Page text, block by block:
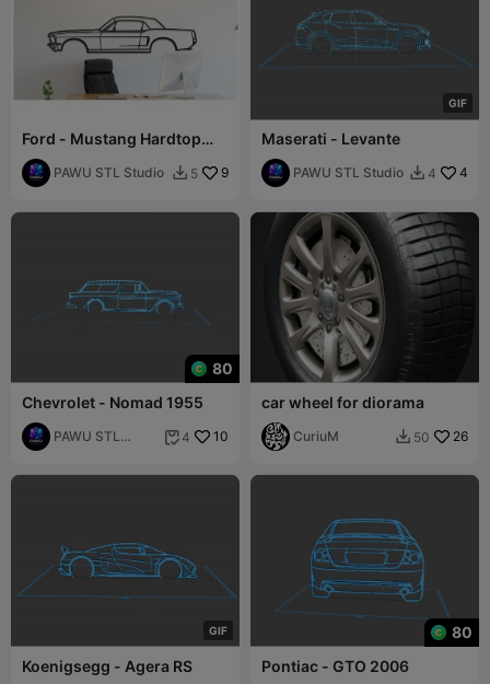
Ford - Mustang Hardtop
1968
PAWU STL Studio  5 9
GIF
Maserati - Levante
PAWU STL Studio  4 4
80
Chevrolet - Nomad 1955
PAWU STL
 4 10
car wheel for diorama
CuriuM  50 26
GIF
Koenigsegg - Agera RS
80
Pontiac - GTO 2006